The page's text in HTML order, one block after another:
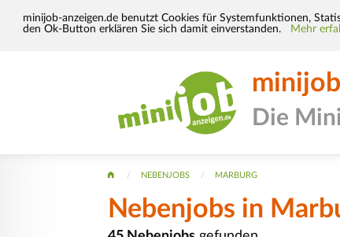
minijob-anzeigen.de benutzt Cookies für Systemfunktionen,
den Ok-Button erklären Sie sich damit einverstanden.
Mehr
Die
NEBENJOBS MARBURG
Nebenjobs in